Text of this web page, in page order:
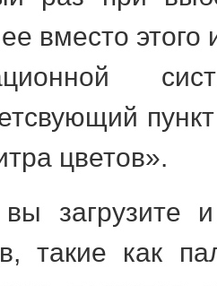
вместо этого
цветов».
загрузите
такие как